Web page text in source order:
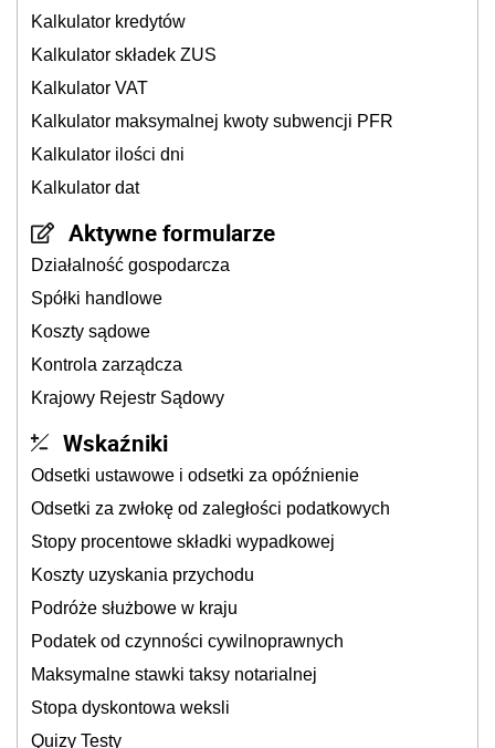
Kalkulator kredytów
Kalkulator składek ZUS
Kalkulator VAT
Kalkulator maksymalnej kwoty subwencji PFR
Kalkulator ilości dni
Kalkulator dat
Aktywne formularze
Działalność gospodarcza
Spółki handlowe
Koszty sądowe
Kontrola zarządcza
Krajowy Rejestr Sądowy
Wskaźniki
Odsetki ustawowe i odsetki za opóźnienie
Odsetki za zwłokę od zaległości podatkowych
Stopy procentowe składki wypadkowej
Koszty uzyskania przychodu
Podróże służbowe w kraju
Podatek od czynności cywilnoprawnych
Maksymalne stawki taksy notarialnej
Stopa dyskontowa weksli
Quizy Testy